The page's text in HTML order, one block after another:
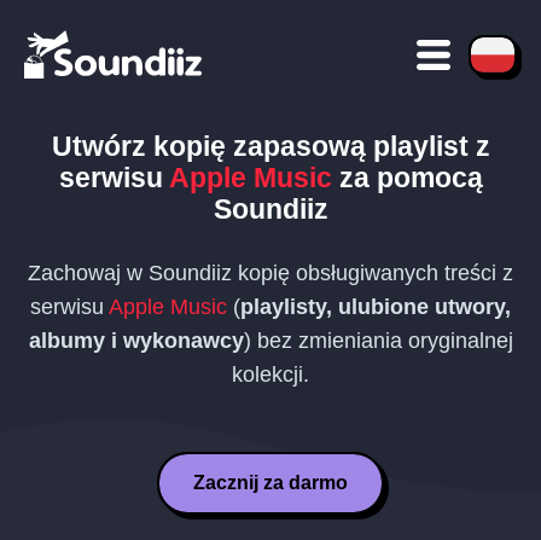
Utwórz kopię zapasową playlist z
serwisu Apple Music za pomocą
Soundiiz
Zachowaj w Soundiiz kopię obsługiwanych treści z
serwisu Apple Music (playlisty, ulubione utwory,
albumy i wykonawcy) bez zmieniania oryginalnej
kolekcji.
Zacznij za darmo